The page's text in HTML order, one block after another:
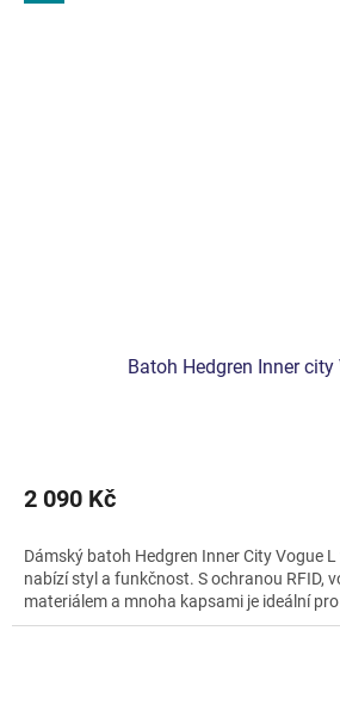
Batoh Hedgren Inner city
2 090 Kč
Dámský batoh Hedgren Inner City Vogue
nabízí styl a funkčnost. S ochranou RFID,
materiálem a mnoha kapsami je ideální